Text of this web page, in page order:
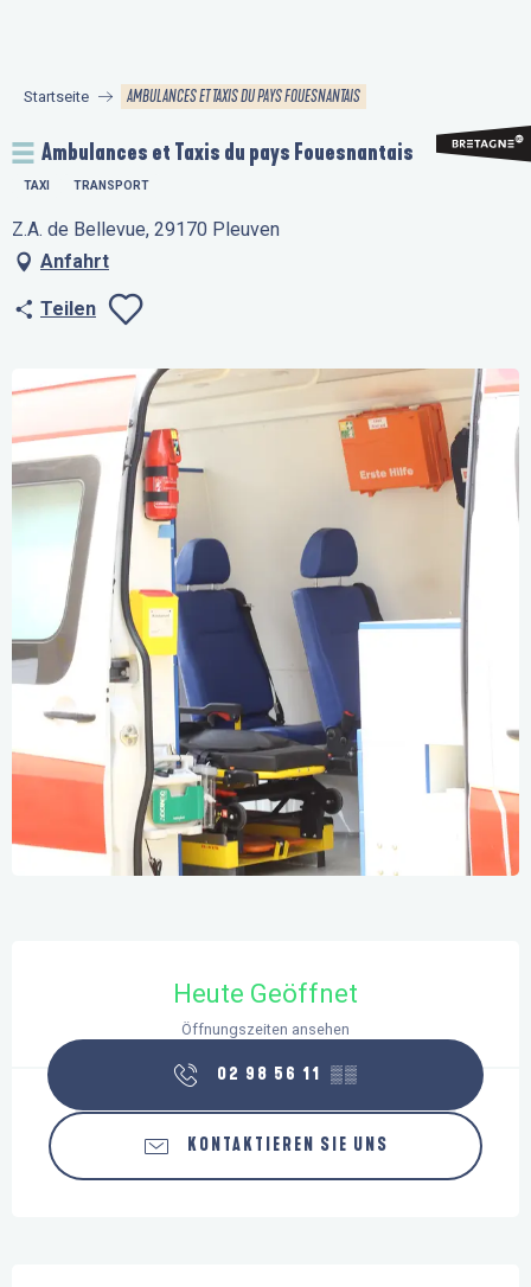
principal
Startseite AMBULANCES ET TAXIS DU PAYS FOUESNANTAIS
Ambulances et Taxis du pays Fouesnantais
TAXI TRANSPORT
Z.A. de Bellevue, 29170 Pleuven
Anfahrt
Teilen
Heute Geöffnet
Öffnungszeiten ansehen
02 98 56 11 ▒▒
KONTAKTIEREN SIE UNS